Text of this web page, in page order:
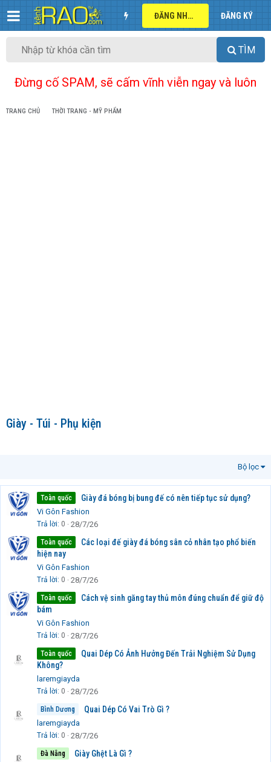
ĐĂNG NHẬP ĐĂNG KÝ
TÌM
Đừng cố SPAM, sẽ cấm vĩnh viễn ngay và luôn
TRANG CHỦ THỜI TRANG - MỸ PHẨM
Giày - Túi - Phụ kiện
Bộ lọc
Toàn quốc Giày đá bóng bị bung đế có nên tiếp tục sử dụng?
Vi Gôn Fashion
Trả lời 0 28/7/26
Toàn quốc
Các loại đế giày đá bóng sân cỏ nhân tạo phổ biến
hiện nay
Vi Gôn Fashion
Trả lời 0 28/7/26
Toàn quốc
Cách vệ sinh găng tay thủ môn đúng chuẩn để giữ độ
bám
Vi Gôn Fashion
Trả lời 0 28/7/26
Toàn quốc
Quai Dép Có Ảnh Hưởng Đến Trải Nghiệm Sử Dụng
Không?
laremgiayda
Trả lời 0 28/7/26
Bình Dương Quai Dép Có Vai Trò Gì ?
laremgiayda
Trả lời 0 28/7/26
Đà Nẵng Giày Ghệt Là Gì ?